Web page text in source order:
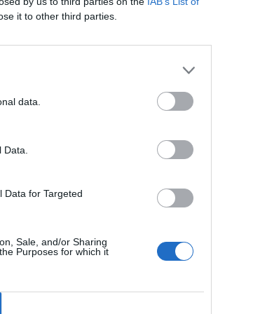
it to other third parties.
data.
Data for Targeted
Sale, and/or Sharing
Purposes for which it
OTP 3.3 mrd Ft-os kötési összérték mellett
melynek olvasása előfizetéses